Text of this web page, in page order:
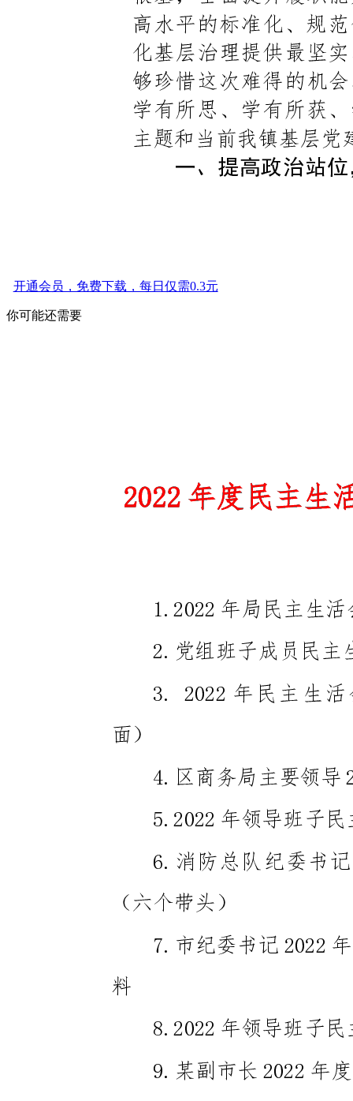
开通会员，免费下载，每日仅需0.3元
你可能还需要